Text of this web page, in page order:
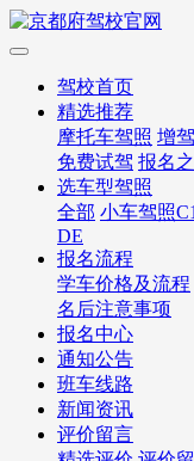
驾校首页
精选推荐
摩托车驾照 增
免费试驾 报名
选车型驾照
全部 小车驾照
DE
报名流程
学车价格及流程
名后注意事项
报名中心
通知公告
班车线路
新闻资讯
评价留言